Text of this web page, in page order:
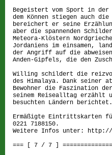
Begeistert vom Sport in
dem Können stiegen auch
bereichert er seine
aber die spannenden
Meteora-Klöstern
Jordaniens im einsamen,
der Angriff auf die
Anden-Gipfels, die den
Willing schildert die
des Himalaya. Dank seiner
Bewohner die Faszination
seinem Reisealltag erzählt
besuchten Ländern berichtet.
Ermäßigte Eintrittskarten
0221 7188150.
Weitere Infos unter: http://
=== [ 7 / 7 ]